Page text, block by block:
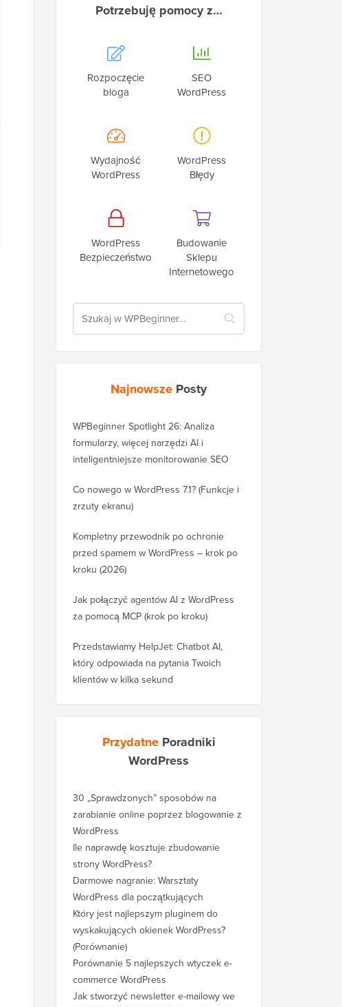
Potrzebuję pomocy z…
Rozpoczęcie
bloga
SEO
WordPress
Wydajność
WordPress
WordPress
Błędy
WordPress
Bezpieczeństwo
Budowanie
Sklepu
Internetowego
Najnowsze Posty
WPBeginner Spotlight 26: Analiza
formularzy, więcej narzędzi AI i
inteligentniejsze monitorowanie SEO
Co nowego w WordPress 7.1? (Funkcje i
zrzuty ekranu)
Kompletny przewodnik po ochronie
przed spamem w WordPress – krok po
kroku (2026)
Jak połączyć agentów AI z WordPress
za pomocą MCP (krok po kroku)
Przedstawiamy HelpJet: Chatbot AI,
który odpowiada na pytania Twoich
klientów w kilka sekund
Przydatne Poradniki
WordPress
30 „Sprawdzonych” sposobów na
zarabianie online poprzez blogowanie z
WordPress
Ile naprawdę kosztuje zbudowanie
strony WordPress?
Darmowe nagranie: Warsztaty
WordPress dla początkujących
Który jest najlepszym pluginem do
wyskakujących okienek WordPress?
(Porównanie)
Porównanie 5 najlepszych wtyczek e-
commerce WordPress
Jak stworzyć newsletter e-mailowy we